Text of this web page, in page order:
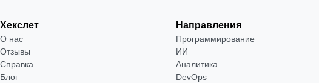
Хекслет
О нас
Отзывы
Справка
Блог
Направления
Программирование
ИИ
Аналитика
DevOps